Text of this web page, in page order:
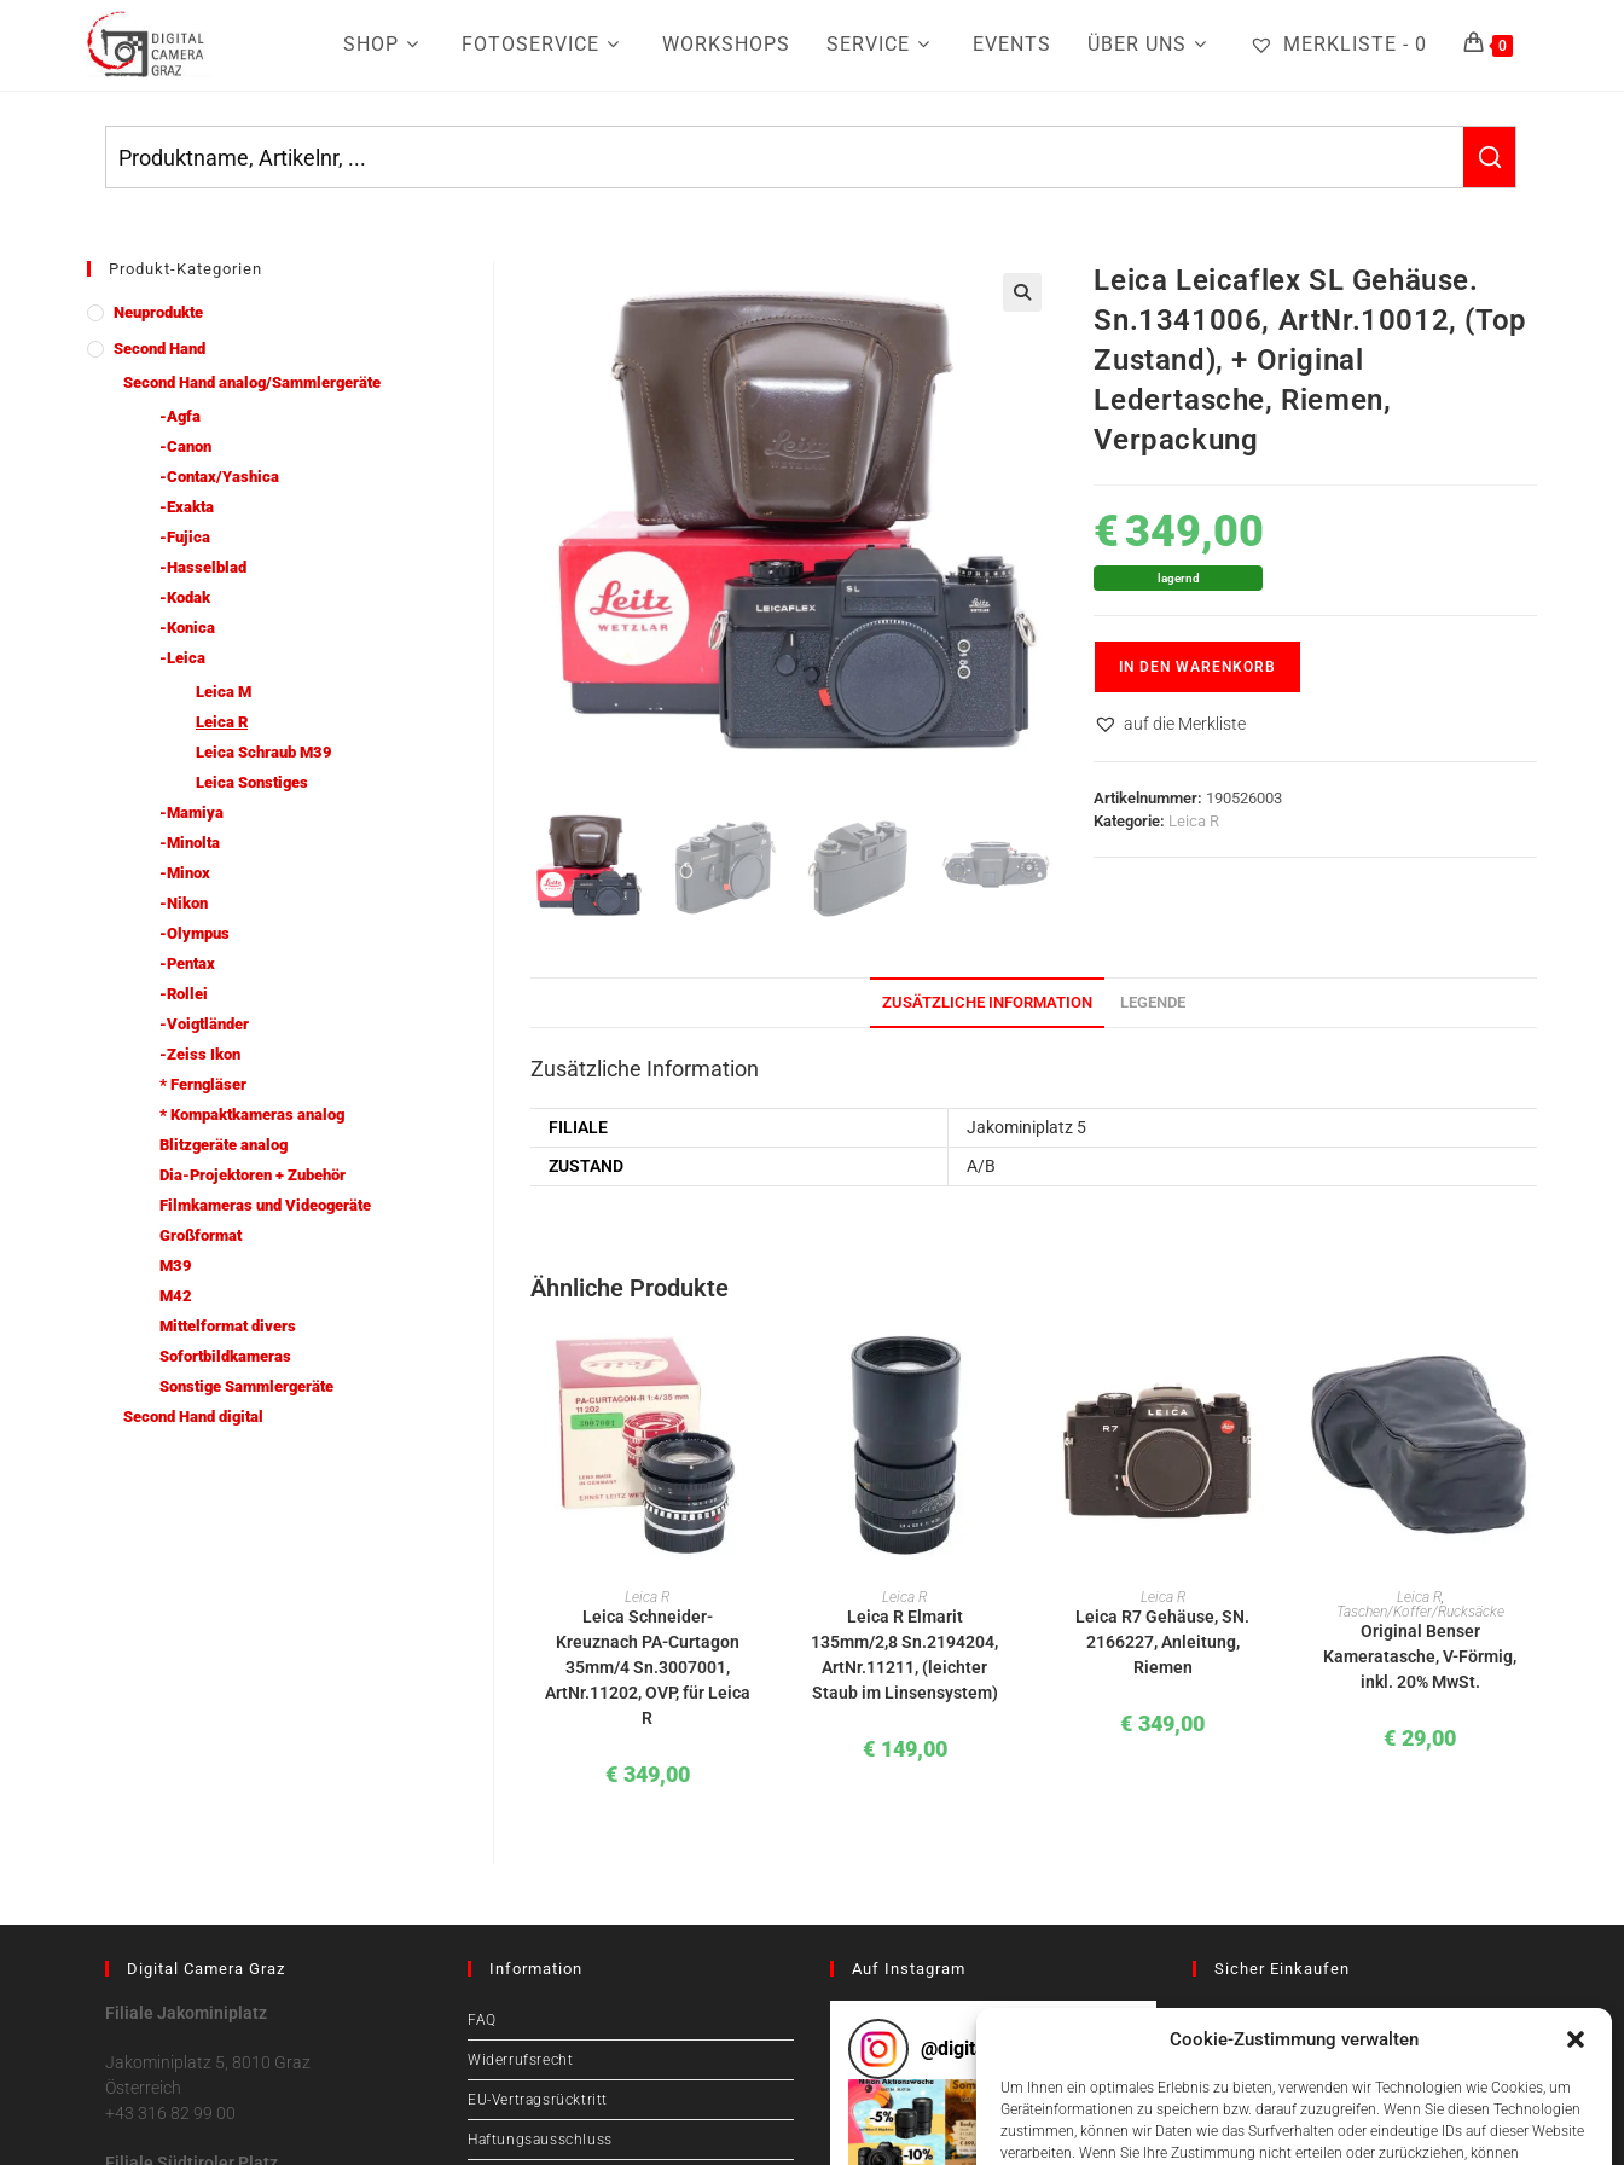
Cookie-Zustimmung verwalten
Um Ihnen ein optimales Erlebnis zu bieten, verwenden wir Technologien wie Cookies, um
Geräteinformationen zu speichern bzw. darauf zuzugreifen. Wenn Sie diesen Technologien
zustimmen, können wir Daten wie das Surfverhalten oder eindeutige IDs auf dieser Website
verarbeiten. Wenn Sie Ihre Zustimmung nicht erteilen oder zurückziehen, können
SHOP FOTOSERVICE WORKSHOPS SERVICE EVENTS ÜBER UNS MERKLISTE - 0 0
Leica Leicaflex SL Gehäuse.
Sn.1341006, ArtNr.10012, (Top
Zustand), + Original
Ledertasche, Riemen,
Verpackung
€349,00
lagernd
IN DEN WARENKORB
auf die Merkliste
Artikelnummer: 190526003
Kategorie: Leica R
ZUSÄTZLICHE INFORMATION LEGENDE
Zusätzliche Information
FILIALE
Jakominiplatz 5
ZUSTAND
A/B
Ähnliche Produkte
IN DEN WARENKORB
Leica R
Leica Schneider-
Kreuznach PA-Curtagon
35mm/4 Sn.3007001,
ArtNr.11202, OVP, für Leica
R
€ 349,00
IN DEN WARENKORB
Leica R
Leica R Elmarit
135mm/2,8 Sn.2194204,
ArtNr.11211, (leichter
Staub im Linsensystem)
€ 149,00
IN DEN WARENKORB
Leica R
Leica R7 Gehäuse, SN.
2166227, Anleitung,
Riemen
€ 349,00
IN DEN WARENKORB
Leica R,
Taschen/Koffer/Rucksäcke
Original Benser
Kameratasche, V-Förmig,
inkl. 20% MwSt.
€ 29,00
Produkt-Kategorien
Neuprodukte
Second Hand
Second Hand analog/Sammlergeräte
-Agfa
-Canon
-Contax/Yashica
-Exakta
-Fujica
-Hasselblad
-Kodak
-Konica
-Leica
Leica M
Leica R
Leica Schraub M39
Leica Sonstiges
-Mamiya
-Minolta
-Minox
-Nikon
-Olympus
-Pentax
-Rollei
-Voigtländer
-Zeiss Ikon
* Ferngläser
* Kompaktkameras analog
Blitzgeräte analog
Dia-Projektoren + Zubehör
Filmkameras und Videogeräte
Großformat
M39
M42
Mittelformat divers
Sofortbildkameras
Sonstige Sammlergeräte
Second Hand digital
Digital Camera Graz
Filiale Jakominiplatz
Jakominiplatz 5, 8010 Graz
Österreich
+43 316 82 99 00
Information
FAQ
Widerrufsrecht
EU-Vertragsrücktritt
Haftungsausschluss
Auf Instagram
@digitalcameragraz
Sicher Einkaufen
Einfach Online Bezahlen